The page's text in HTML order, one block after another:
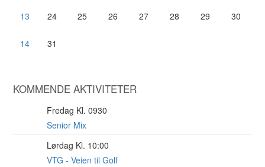
13 24 25 26 27 28 29 30
14 31
KOMMENDE AKTIVITETER
Fredag Kl. 0930
Senior Mix
Lørdag Kl. 10:00
VTG - Veien til Golf